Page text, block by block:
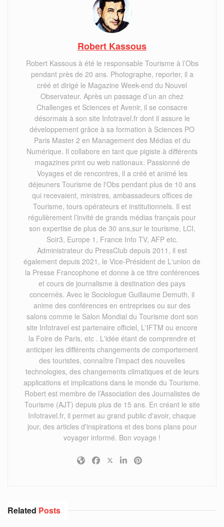
Robert Kassous
Robert Kassous à été le responsable Tourisme à l’Obs
pendant près de 20 ans. Photographe, reporter, il a
créé et dirigé le Magazine Week-end du Nouvel
Observateur. Après un passage d’un an chez
Challenges et Sciences et Avenir, il se consacre
désormais à son site Infotravel.fr dont il assure le
développement grâce à sa formation à Sciences PO
Paris Master 2 en Management des Médias et du
Numérique. Il collabore en tant que pigiste à différents
magazines print ou web nationaux. Passionné de
Voyages et de rencontres, il a créé et animé les
déjeuners Tourisme de l'Obs pendant plus de 10 ans
qui recevaient, ministres, ambassadeurs offices de
Tourisme, tours opérateurs et institutionnels. Il est
régulièrement l’invité de grands médias français pour
son expertise de plus de 30 ans,sur le tourisme, LCI,
Soir3, Europe 1, France Info TV, AFP etc.
Administrateur du PressClub depuis 2011, il est
également depuis 2021, le Vice-Président de L'union de
la Presse Francophone et donne à ce titre conférences
et cours de journalisme à destination des pays
concernés. Avec le Sociologue Guillaume Demuth, il
anime des conférences en entreprises ou sur des
salons comme le Salon Mondial du Tourisme dont son
site Infotravel est partenaire officiel, L'IFTM ou encore
la Foire de Paris, etc . L'idée étant de comprendre et
anticiper les différents changements de comportement
des touristes, connaître l’impact des nouvelles
technologies, des changements climatiques et de leurs
applications et implications dans le monde du Tourisme.
Robert est membre de l’Association des Journalistes de
Tourisme (AJT) depuis plus de 15 ans. En créant le site
Infotravel.fr, il permet au grand public d'avoir, chaque
jour, des articles d'inspirations et des bons plans pour
voyager informé. Bon voyage !
Related Posts